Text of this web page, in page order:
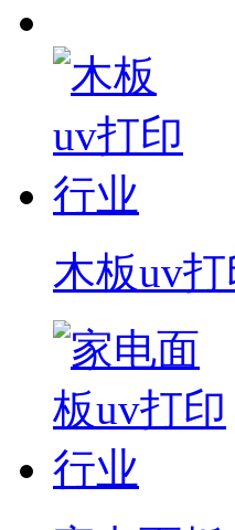
木板uv